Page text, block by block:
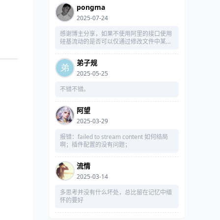
pongma
2025-07-24
感谢博主分享，如果不使用阿里的接口使用
硅基流动的是否可以仅通过修改文件中某接
弟子规
2025-05-25
不错不错。
阿望
2025-03-29
报错：failed to stream content 如何结局
啊；插件配置的没有问题；
流情
2025-03-14
多思考并没有什么坏处，总比留在记忆中缅
怀的要好